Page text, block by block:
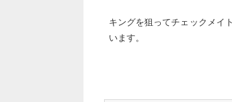
キングを狙ってチェックメイ
います。